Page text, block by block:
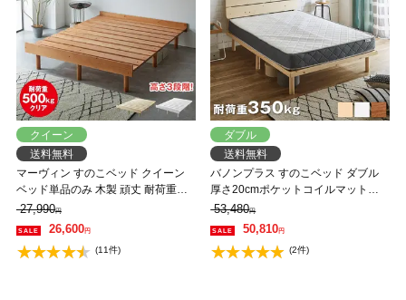
クイーン
送料無料
マーヴィン すのこベッド クイーン
ベッド単品のみ 木製 頑丈 耐荷重
500kg ヘッドレス 高さ3段階 【大型
家具配送】
27,990円
26,600円
(11件)
ダブル
送料無料
バノンプラス すのこベッド ダブル
厚さ20cmポケットコイルマットレ
スセット 木製 耐荷重350kg 組立簡
単 棚付き コンセント 高さ4段階
【大型家具配送】
53,480円
50,810円
(2件)